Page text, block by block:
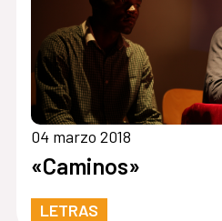
04 marzo 2018
«Caminos»
LETRAS